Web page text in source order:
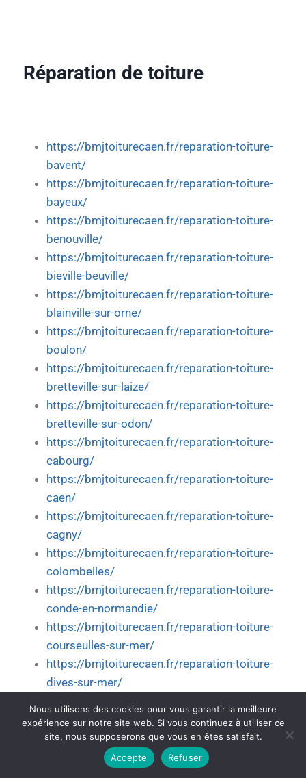
Réparation de toiture
https://bmjtoiturecaen.fr/reparation-toiture-
bavent/
https://bmjtoiturecaen.fr/reparation-toiture-
bayeux/
https://bmjtoiturecaen.fr/reparation-toiture-
benouville/
https://bmjtoiturecaen.fr/reparation-toiture-
bieville-beuville/
https://bmjtoiturecaen.fr/reparation-toiture-
blainville-sur-orne/
https://bmjtoiturecaen.fr/reparation-toiture-
boulon/
https://bmjtoiturecaen.fr/reparation-toiture-
bretteville-sur-laize/
https://bmjtoiturecaen.fr/reparation-toiture-
bretteville-sur-odon/
https://bmjtoiturecaen.fr/reparation-toiture-
cabourg/
https://bmjtoiturecaen.fr/reparation-toiture-
caen/
https://bmjtoiturecaen.fr/reparation-toiture-
cagny/
https://bmjtoiturecaen.fr/reparation-toiture-
colombelles/
https://bmjtoiturecaen.fr/reparation-toiture-
conde-en-normandie/
https://bmjtoiturecaen.fr/reparation-toiture-
courseulles-sur-mer/
https://bmjtoiturecaen.fr/reparation-toiture-
dives-sur-mer/
douvres-la-delivrande/
https://bmjtoiturecaen.fr/reparation-toiture-
Nous utilisons des cookies pour vous garantir la meilleure
expérience sur notre site web. Si vous continuez à utiliser ce
site, nous supposerons que vous en êtes satisfait.
Accepte
Refuser